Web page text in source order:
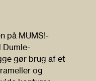
på MUMS!-
Dumle-
gør brug af et
og